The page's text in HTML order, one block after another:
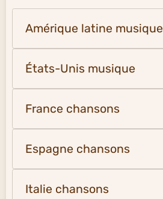
Amérique latine musique
États-Unis musique
France chansons
Espagne chansons
Italie chansons